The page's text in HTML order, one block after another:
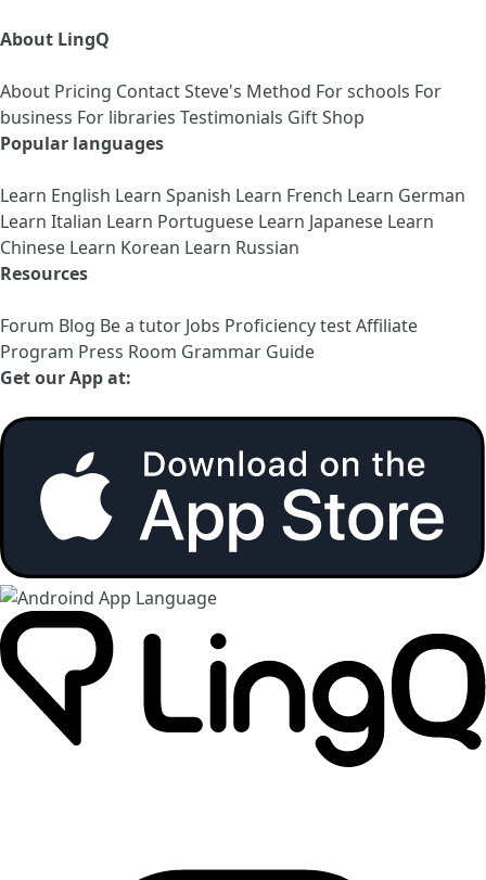
About LingQ
About Pricing ContactSteve's Method For schools For
business For libraries Testimonials Gift Shop
Popular languages
Learn English Learn Spanish Learn French Learn German
Learn Italian Learn Portuguese Learn Japanese Learn
Chinese Learn Korean Learn Russian
Resources
Forum Blog Be a tutor Jobs Proficiency testAffiliate
Program Press Room Grammar Guide
Get our App at: